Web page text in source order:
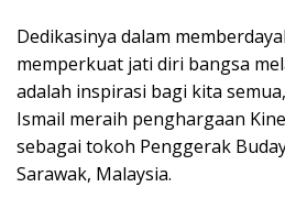
Dedikasinya dalam
memperkuat jati diri bangsa
adalah inspirasi bagi kita
Ismail meraih penghargaan
sebagai tokoh Penggerak
Sarawak, Malaysia.